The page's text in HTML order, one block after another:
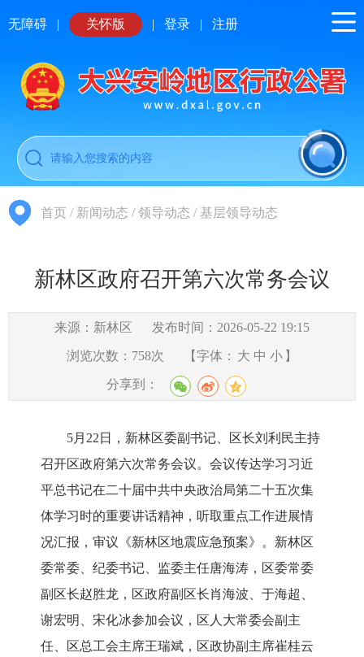
无障碍 | 关怀版 | 登录 | 注册
首页 / 新闻动态 /领导动态 / 基层领导动态
新林区政府召开第六次常务会议
来源：新林区 发布时间：2026-05-22 19:15
浏览次数： 758次 【字体： 大 中 小 】
分享到：
5月22日，新林区委副书记、区长刘利民主持
召开区政府第六次常务会议。会议传达学习习近
平总书记在二十届中共中央政治局第二十五次集
体学习时的重要讲话精神，听取重点工作进展情
况汇报，审议《新林区地震应急预案》。新林区
委常委、纪委书记、监委主任唐海涛，区委常委
副区长赵胜龙，区政府副区长肖海波、于海超、
谢宏明、宋化冰参加会议，区人大常委会副主
任、区总工会主席王瑞斌，区政协副主席崔桂云